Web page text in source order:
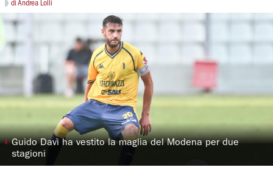
di Andrea Lolli
◗Guido Davì ha vestito la maglia del Modena per due
stagioni